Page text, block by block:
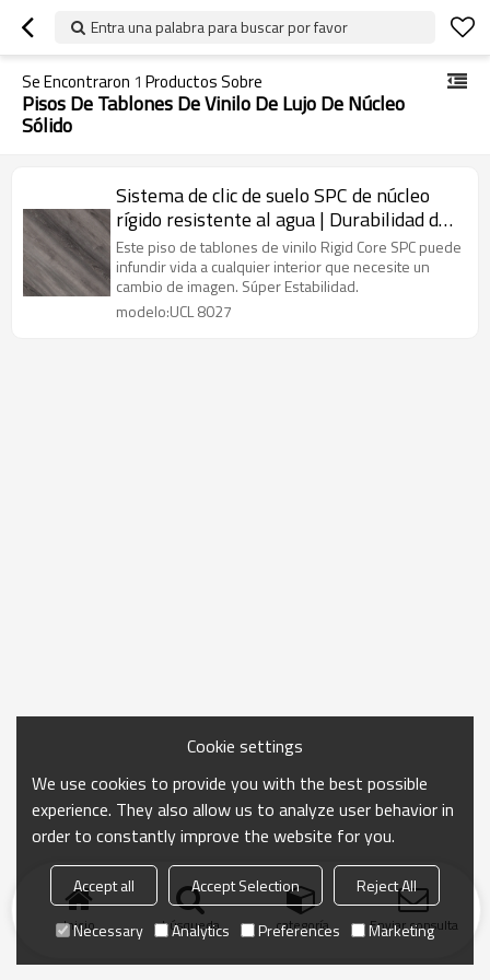
Entra una palabra para buscar por favor
Se Encontraron 1 Productos Sobre
Pisos De Tablones De Vinilo De Lujo De Núcleo
Sólido
Sistema de clic de suelo SPC de núcleo
rígido resistente al agua | Durabilidad de
grado comercial Rendimiento extremo
Fácil instalación de bricolaje
Mantenimiento sin esfuerzo UCL 8027
Este piso de tablones de vinilo Rigid Core SPC puede
infundir vida a cualquier interior que necesite un
cambio de imagen. Súper Estabilidad.
modelo:UCL 8027
Inicio búsqueda categoría Enviar consulta
Cookie settings
We use cookies to provide you with the best possible
experience. They also allow us to analyze user behavior in
order to constantly improve the website for you.
Accept all Accept Selection
Reject All
Necessary
Analytics Preferences Marketing